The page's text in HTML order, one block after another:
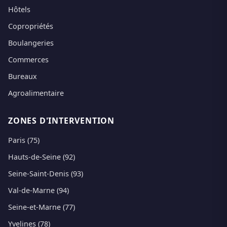
Hôtels
Copropriétés
Boulangeries
Commerces
Bureaux
Agroalimentaire
ZONES D'INTERVENTION
Paris (75)
Hauts-de-Seine (92)
Seine-Saint-Denis (93)
Val-de-Marne (94)
Seine-et-Marne (77)
Yvelines (78)